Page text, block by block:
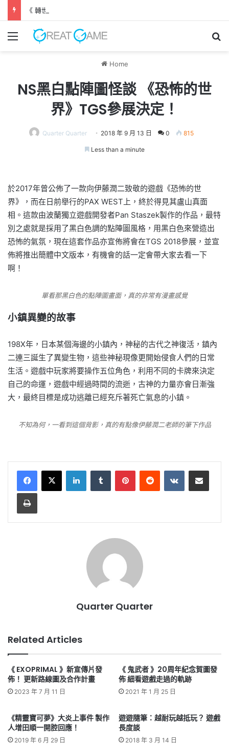
《 轉世之獸 》遊戲評測 失落世界中與巨犬冒險
Menu
Home
NS黑白點陣圖怪談 《恐怖的世
界》TGS參展決定！
Quarter Quarter 2018 年 9 月 13 日 0 815
Less than a minute
於2017年曾公佈了一款向伊藤潤二致敬的遊戲《恐怖的世
界》，而在日前舉行的PAX WEST上，終於得見其盧山真面
相。這款由波蘭獨立遊戲開發者Pan Staszek製作的作品，最特
別之處就是採用了黑白色調的點陣圖風格，用黑白色來營造出
恐怖的氣氛，現在這套作品亦宣佈將會在TGS 2018參展，並宣
佈將推出簡體中文版本，有機會的話一定會帶大家去看一下
啊！
單看那黑白色的點陣圖畫面，真的非常有漫畫感覺
小鎮異變的故事
198X年，日本某個海邊的小鎮內，神秘的古代之神復活，鎮內
二連三誕生了異變生物，這些神秘現像更開始侵食人們的日常
生活。遊戲中玩家將要操作五位角色，利用不同的卡牌來決定
自己的命運，遊戲中經過時間的流逝，古神的力量亦會日漸強
大，最終目標是成功逃離已經充斥著死亡氣息的小鎮。
不知為何，一看到這個背影，真的有點像伊藤潤二老師的筆下作品
LinkedInTumblr PinterestReddit VKontakteShare via Email
Print
Quarter Quarter
Related Articles
《 EXOPRIMAL 》新宣傳片發
佈！ 更新路線圖及合作計畫
2023 年 7 月 11 日
《 鬼武者 》20周年紀念賀圖發
佈 細看遊戲走過的軌跡
2021 年 1 月 25 日
《精靈寶可夢》大炎上事件 製作
人增田順一開腔回應！
2019 年 6 月 29 日
遊遊隨筆：越耐玩越抵玩？ 遊戲
長度談
2018 年 3 月 14 日